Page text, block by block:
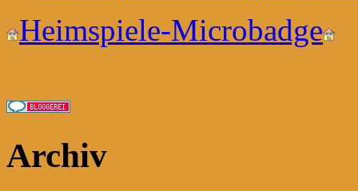
Heimspiele-Microbadge
Archiv